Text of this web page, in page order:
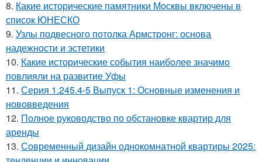
8. Какие исторические памятники Москвы включены в
список ЮНЕСКО
9. Узлы подвесного потолка Армстронг: основа
надежности и эстетики
10. Какие исторические события наиболее значимо
повлияли на развитие Уфы
11. Серия 1.245.4-5 Выпуск 1: Основные изменения и
нововведения
12. Полное руководство по обстановке квартир для
аренды
13. Современный дизайн однокомнатной квартиры 2025: